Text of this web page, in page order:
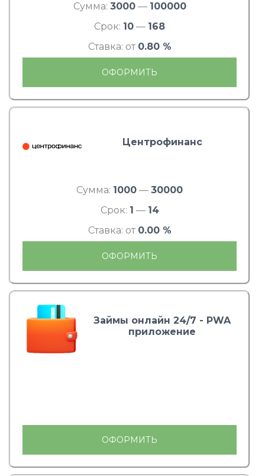
Сумма: 3000— 100000
Срок: 10 — 168
Ставка: от 0.80 %
ОФОРМИТЬ
Центрофинанс
Сумма: 1000 — 30000
Срок: 1 — 14
Ставка: от 0.00 %
ОФОРМИТЬ
Займы онлайн 24/7 - PWA
приложение
ОФОРМИТЬ